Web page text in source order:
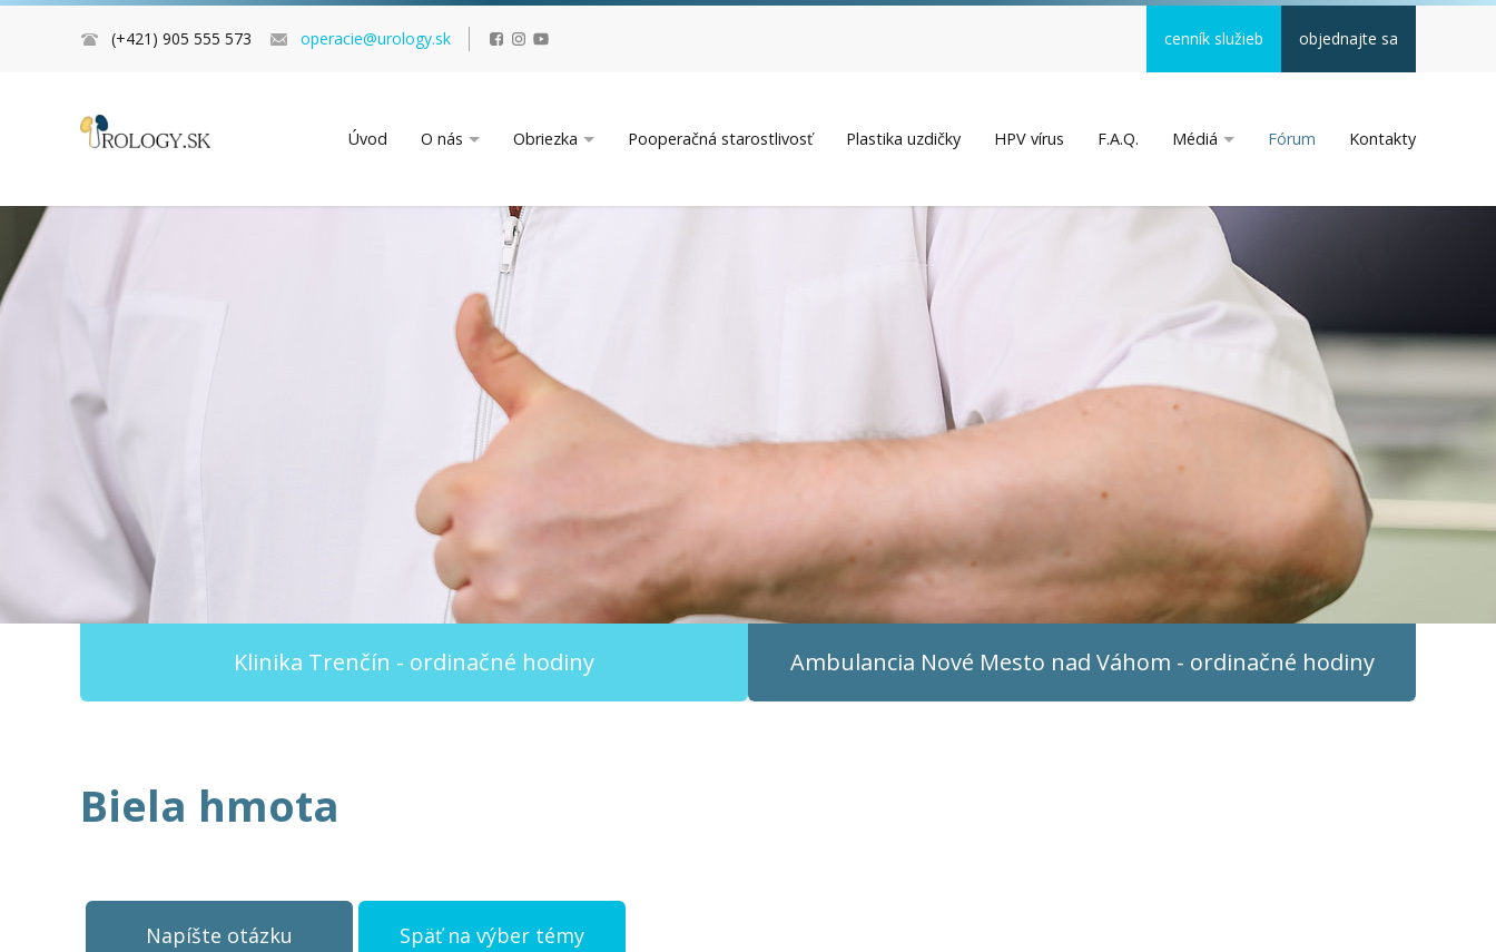
(+421) 905 555 573 operacie@urology.sk cenník služieb objednajte sa
Úvod O nás Obriezka Pooperačná starostlivosť Plastika uzdičky HPV vírus F.A.Q. Médiá Fórum Kontakty
Klinika Trenčín - ordinačné hodiny Ambulancia Nové Mesto nad Váhom - ordinačné hodiny
Biela hmota
Napíšte otázku Späť na výber témy